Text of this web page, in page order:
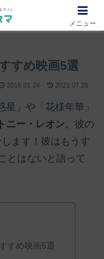
『MIHOシネマ』
すめ映画5選
2016.01.24 2021.07.28
」や「花様年華」
トニー・レオン。彼の
ます！彼はもうす
とはないと語って
すめ映画5選
メニュー